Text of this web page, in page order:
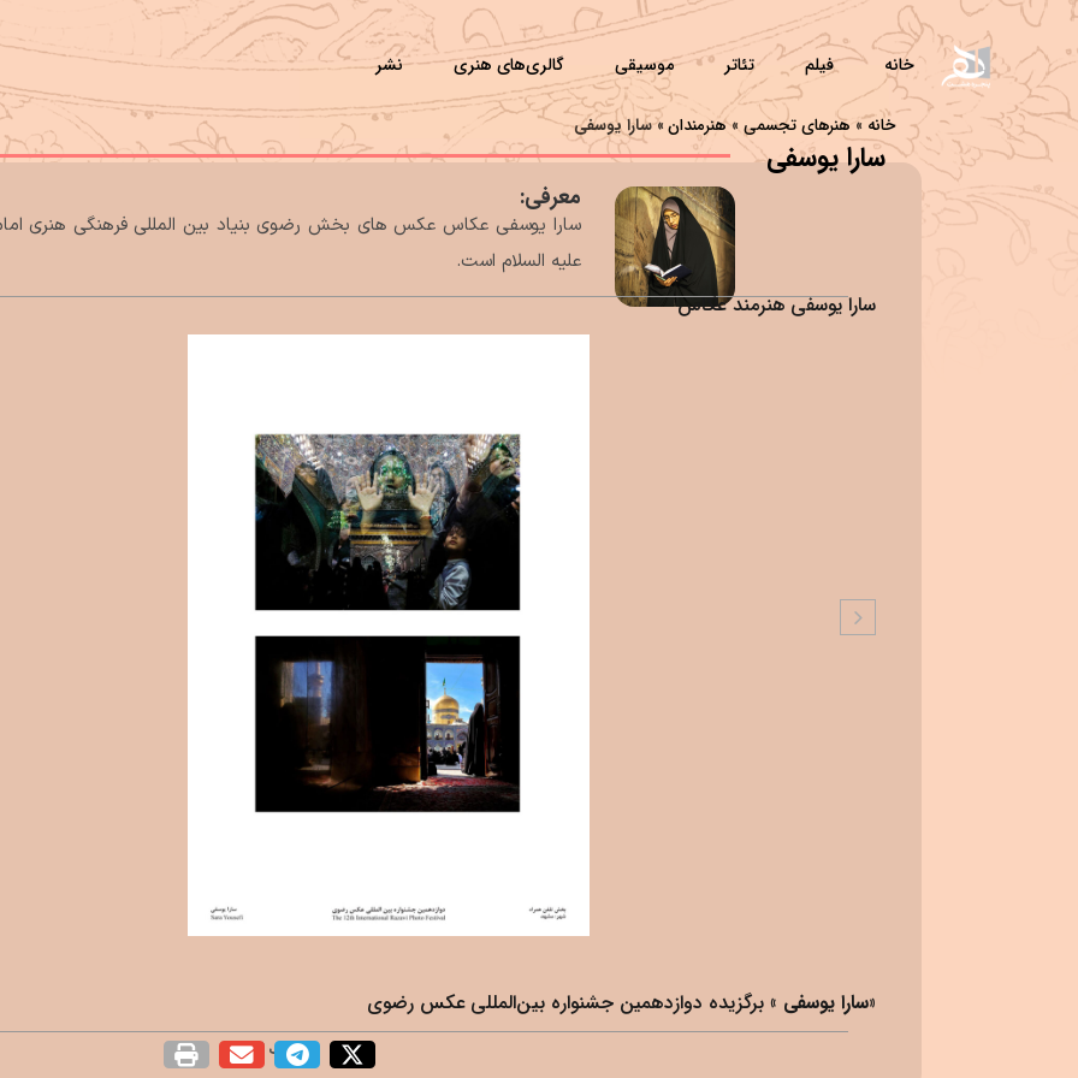
خانه فیلم تئاتر موسیقی گالری‌های هنری نشر
خانه» هنرهای تجسمی »هنرمندان»سارا یوسفی
سارا یوسفی
معرفی:
سارا یوسفی عکاس عکس های بخش رضوی بنیاد بین المللی فرهنگی هنری
علیه السلام است.
سارا یوسفی هنرمند عکاس
«سارا یوسفی » برگزیده دوازدهمین جشنواره بین‌المللی عکس رضوی
اشتراک گذاری